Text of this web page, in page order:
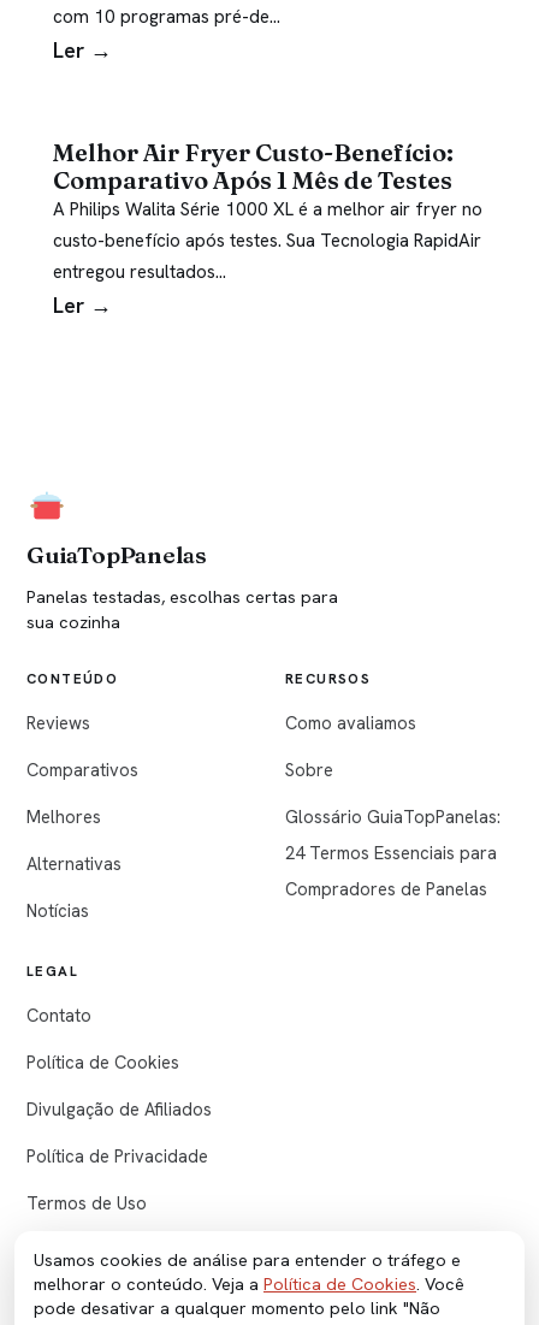
com 10 programas pré-de…
Ler →
Melhor Air Fryer Custo-Benefício:
Comparativo Após 1 Mês de Testes
A Philips Walita Série 1000 XL é a melhor air fryer no
custo-benefício após testes. Sua Tecnologia RapidAir
entregou resultados…
Ler →
GuiaTopPanelas
Panelas testadas, escolhas certas para
sua cozinha
CONTEÚDO
Reviews
Comparativos
Melhores
Alternativas
Notícias
RECURSOS
Como avaliamos
Sobre
Glossário GuiaTopPanelas:
24 Termos Essenciais para
Compradores de Panelas
LEGAL
Contato
Política de Cookies
Divulgação de Afiliados
Política de Privacidade
Termos de Uso
© 2026 GuiaTopPanelas. Conteúdo produzido com apoio de IA e
revisado pela redação.
Usamos cookies de análise para entender o tráfego e
melhorar o conteúdo. Veja a Política de Cookies. Você
pode desativar a qualquer momento pelo link "Não